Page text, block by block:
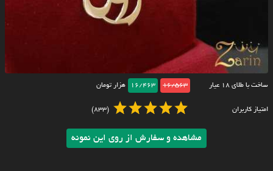
ساخت با طلای ۱۸ عیار 16/563
16/463 هزار تومان
امتیاز کاربران (833)
مشاهده و سفارش از روی این نمونه